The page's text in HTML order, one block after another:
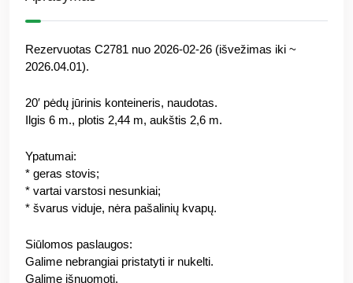
Rezervuotas C2781 nuo 2026-02-26 (išvežimas iki ~
2026.04.01).
20′ pėdų jūrinis konteineris, naudotas.
Ilgis 6 m., plotis 2,44 m, aukštis 2,6 m.
Ypatumai:
* geras stovis;
* vartai varstosi nesunkiai;
* švarus viduje, nėra pašalinių kvapų.
Siūlomos paslaugos:
Galime nebrangiai pristatyti ir nukelti.
Galime išnuomoti.